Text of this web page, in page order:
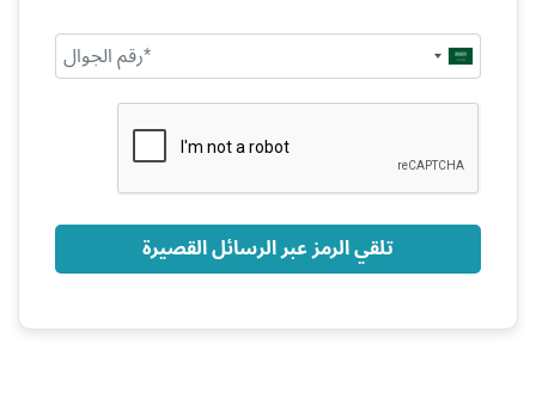
Saudi
Arabia
تلقي الرمز عبر الرسائل القصيرة